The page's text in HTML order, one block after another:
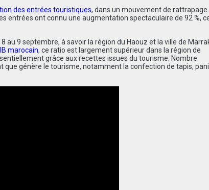
des entrées touristiques, dans un mouvement de rattrapage
entrées ont connu une augmentation spectaculaire de 92 %,
au 9 septembre, à savoir la région du Haouz et la ville de
marocain, ce ratio est largement supérieur dans la région de
grâce aux recettes issues du tourisme. Nombre
que génère le tourisme, notamment la confection de tapis,